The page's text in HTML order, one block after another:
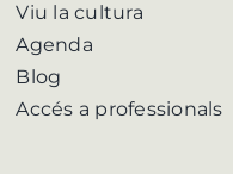
Viu la cultura
Agenda
Blog
Accés a professionals